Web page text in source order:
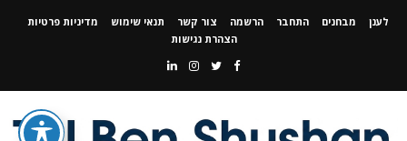
לענן מבחנים התחבר הרשמה צור קשר תנאי שימוש
מדיניות פרטיות
הצהרת נגישות